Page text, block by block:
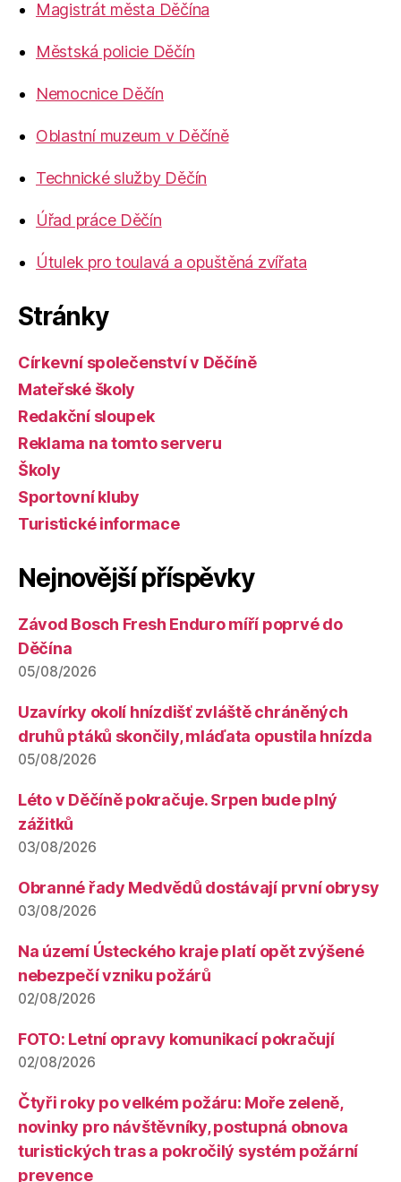
Magistrát města Děčína
Městská policie Děčín
Nemocnice Děčín
Oblastní muzeum v Děčíně
Technické služby Děčín
Úřad práce Děčín
Útulek pro toulavá a opuštěná zvířata
Stránky
Církevní společenství v Děčíně
Mateřské školy
Redakční sloupek
Reklama na tomto serveru
Školy
Sportovní kluby
Turistické informace
Nejnovější příspěvky
Závod Bosch Fresh Enduro míří poprvé do
Děčína
05/08/2026
Uzavírky okolí hnízdišť zvláště chráněných
druhů ptáků skončily, mláďata opustila hnízda
05/08/2026
Léto v Děčíně pokračuje. Srpen bude plný
zážitků
03/08/2026
Obranné řady Medvědů dostávají první obrysy
03/08/2026
Na území Ústeckého kraje platí opět zvýšené
nebezpečí vzniku požárů
02/08/2026
FOTO: Letní opravy komunikací pokračují
02/08/2026
Čtyři roky po velkém požáru: Moře zeleně,
novinky pro návštěvníky, postupná obnova
turistických tras a pokročilý systém požární
prevence